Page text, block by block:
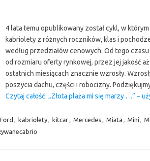
4 lata temu opublikowany został cykl, w
kabriolety z różnych roczników, klas i
według przedziałów cenowych. Od tego
od rozmiaru oferty rynkowej, przez jej jakość
ostatnich miesiącach znacznie wzrosły.
poszycia dachu, części i robocizny.
Czytaj całość: „Złota plaża mi się marzy …” –
Ford , kabriolety, kitcar, Mercedes , Miata , Mini ,